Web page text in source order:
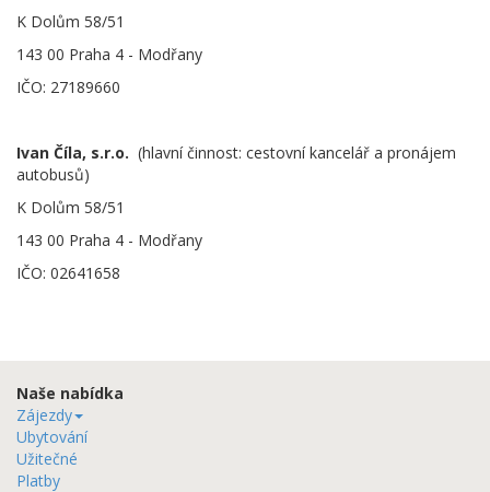
K Dolům 58/51
143 00 Praha 4 - Modřany
IČO: 27189660
Ivan Číla, s.r.o. (hlavní činnost: cestovní kancelář a pronájem
autobusů)
K Dolům 58/51
143 00 Praha 4 - Modřany
IČO: 02641658
Naše nabídka
Zájezdy
Ubytování
Užitečné
Platby